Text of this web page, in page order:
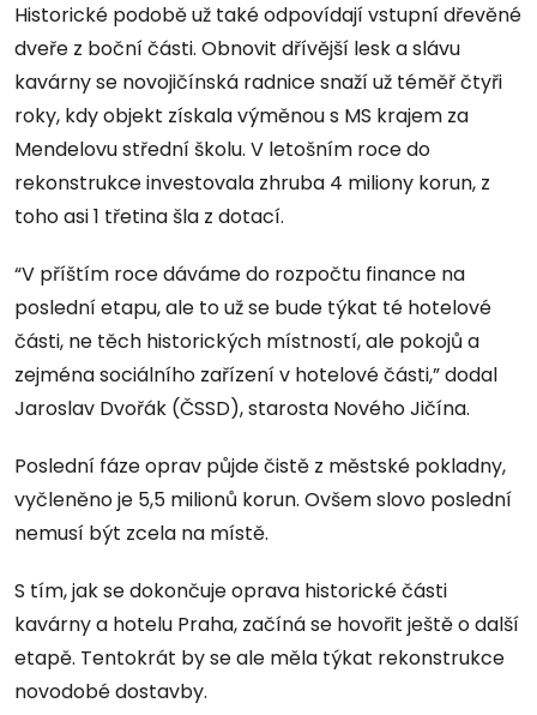
Historické podobě už také odpovídají vstupní dřevěné
dveře z boční části. Obnovit dřívější lesk a slávu
kavárny se novojičínská radnice snaží už téměř čtyři
roky, kdy objekt získala výměnou s MS krajem za
Mendelovu střední školu. V letošním roce do
rekonstrukce investovala zhruba 4 miliony korun, z
toho asi 1 třetina šla z dotací.
“V příštím roce dáváme do rozpočtu finance na
poslední etapu, ale to už se bude týkat té hotelové
části, ne těch historických místností, ale pokojů a
zejména sociálního zařízení v hotelové části,” dodal
Jaroslav Dvořák (ČSSD), starosta Nového Jičína.
Poslední fáze oprav půjde čistě z městské pokladny,
vyčleněno je 5,5 milionů korun. Ovšem slovo poslední
nemusí být zcela na místě.
S tím, jak se dokončuje oprava historické části
kavárny a hotelu Praha, začíná se hovořit ještě o další
etapě. Tentokrát by se ale měla týkat rekonstrukce
novodobé dostavby.